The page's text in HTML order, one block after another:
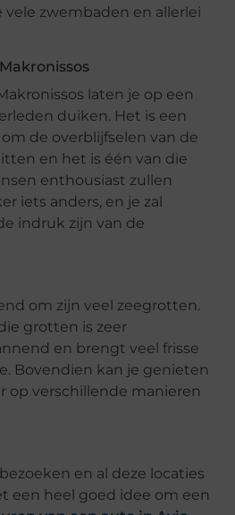
vele zwembaden en allerlei
laten je op een
duiken. Het is een
de overblijfselen van de
en het is één van die
enthousiast zullen
iets anders, en je zal
indruk zijn van de
om zijn veel zeegrotten.
grotten is zeer
en brengt veel frisse
Bovendien kan je genieten
op verschillende manieren
en al deze locaties
een heel goed idee om een